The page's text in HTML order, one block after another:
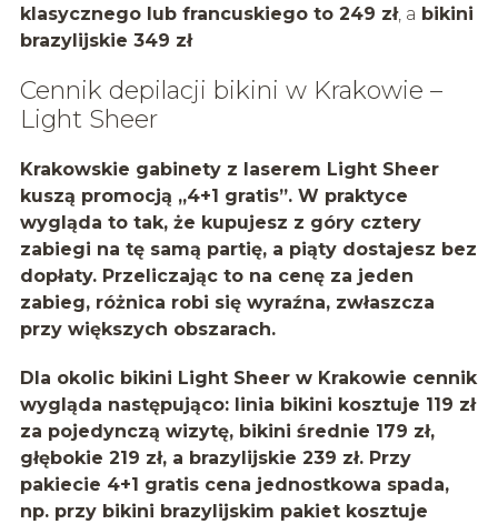
klasycznego lub francuskiego to 249 zł, a bikini
brazylijskie 349 zł
Cennik depilacji bikini w Krakowie –
Light Sheer
Krakowskie gabinety z laserem Light Sheer
kuszą promocją „4+1 gratis”. W praktyce
wygląda to tak, że kupujesz z góry cztery
zabiegi na tę samą partię, a piąty dostajesz bez
dopłaty. Przeliczając to na cenę za jeden
zabieg, różnica robi się wyraźna, zwłaszcza
przy większych obszarach.
Dla okolic bikini Light Sheer w Krakowie cennik
wygląda następująco: linia bikini kosztuje 119 zł
za pojedynczą wizytę, bikini średnie 179 zł,
głębokie 219 zł, a brazylijskie 239 zł. Przy
pakiecie 4+1 gratis cena jednostkowa spada,
np. przy bikini brazylijskim pakiet kosztuje